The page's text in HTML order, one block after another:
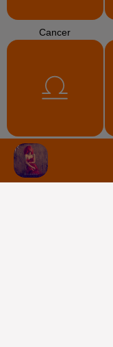
Cancer
Balance